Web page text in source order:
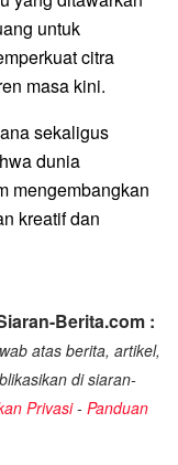
untuk
citra
masa kini.
sekaligus
dunia
mengembangkan
kreatif dan
Berita.com :
atas berita, artikel,
di siaran-
Privasi- Panduan